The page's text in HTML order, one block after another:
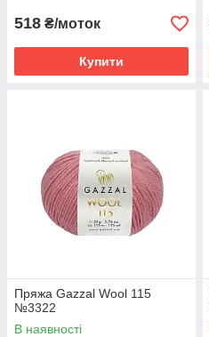
518 ₴/моток
Купити
Пряжа Gazzal Wool 115
№3322
В наявності